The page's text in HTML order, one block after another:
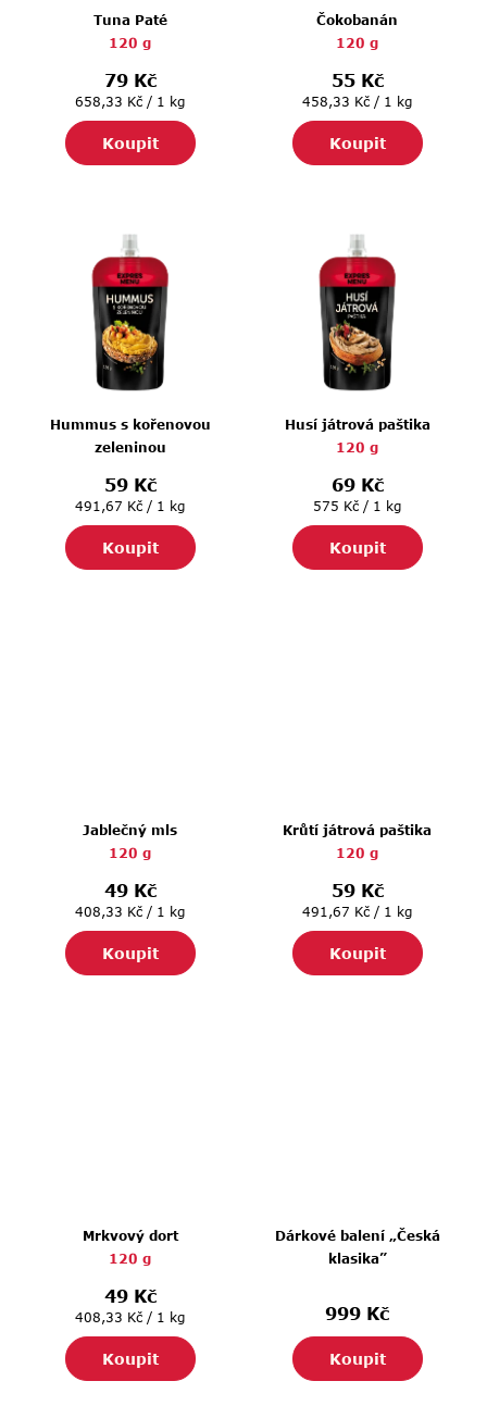
Tuna Paté
120 g
79 Kč
Měrná
658,33 Kč / 1 kg
Koupit
Čokobanán
120 g
55 Kč
Měrná
458,33 Kč / 1 kg
Koupit
Hummus s kořenovou
zeleninou
59 Kč
Měrná
491,67 Kč / 1 kg
Koupit
Husí játrová paštika
120 g
69 Kč
Měrná
575 Kč / 1 kg
Koupit
Jablečný mls
120 g
49 Kč
Měrná
408,33 Kč / 1 kg
Koupit
Krůtí játrová paštika
120 g
59 Kč
Měrná
491,67 Kč / 1 kg
Koupit
Mrkvový dort
120 g
49 Kč
Měrná
408,33 Kč / 1 kg
Koupit
Dárkové balení „Česká
klasika”
999 Kč
Koupit